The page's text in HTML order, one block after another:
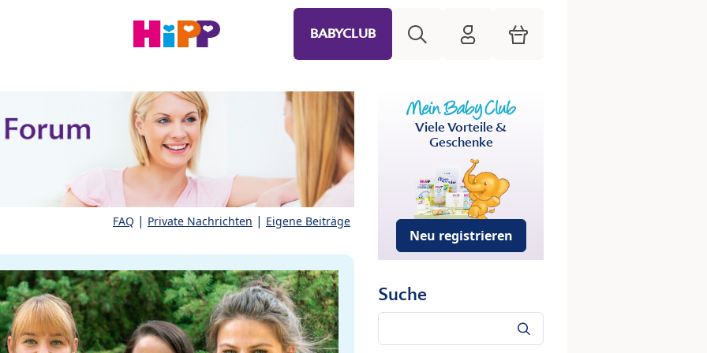
BABYCLUB HiPP Mein Babyclub
Warenkorb
FAQ | Private Nachrichten | Eigene Beiträge
Viele Vorteile &
Geschenke
Neu registrieren
Suche